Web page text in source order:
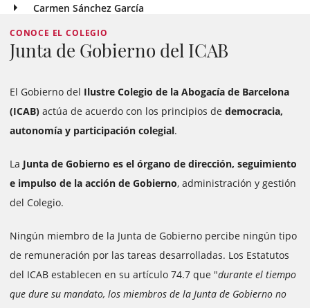
Carmen Sánchez García
CONOCE EL COLEGIO
Junta de Gobierno del ICAB
El Gobierno del Ilustre Colegio de la Abogacía de Barcelona
(ICAB) actúa de acuerdo con los principios de democracia,
autonomía y participación colegial.
La Junta de Gobierno es el órgano de dirección, seguimiento
e impulso de la acción de Gobierno, administración y gestión
del Colegio.
Ningún miembro de la Junta de Gobierno percibe ningún tipo
de remuneración por las tareas desarrolladas. Los Estatutos
del ICAB establecen en su artículo 74.7 que "durante el tiempo
que dure su mandato, los miembros de la Junta de Gobierno no